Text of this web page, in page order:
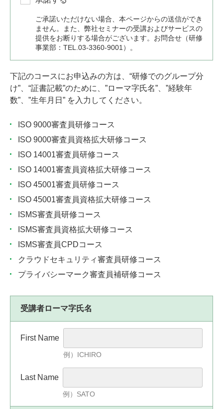
ご承諾いただけない場合、本ページからの送信ができ
ません。また、弊社セミナーの受講およびサービスの
提供をお断りする場合がございます。お問合せ（研修
事業部：TEL.03-3360-9001）。
下記のコースにお申込みの方は、“研修でのグループ分
け”、“証書記載”のために、”ローマ字氏名”、”経験年
数”、”生年月日” を入力してください。
ISO 9000審査員研修コース
ISO 9000審査員資格拡大研修コース
ISO 14001審査員研修コース
ISO 14001審査員資格拡大研修コース
ISO 45001審査員研修コース
ISO 45001審査員資格拡大研修コース
ISMS審査員研修コース
ISMS審査員資格拡大研修コース
ISMS審査員CPDコース
クラウドセキュリティ審査員研修コース
プライバシーマーク審査員補研修コース
受講者ローマ字氏名
First Name
例）ICHIRO
Last Name
例）SATO